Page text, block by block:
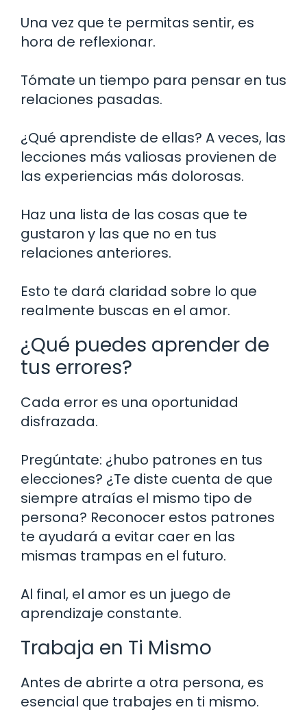
Una vez que te permitas sentir, es
hora de reflexionar.
Tómate un tiempo para pensar en tus
relaciones pasadas.
¿Qué aprendiste de ellas? A veces, las
lecciones más valiosas provienen de
las experiencias más dolorosas.
Haz una lista de las cosas que te
gustaron y las que no en tus
relaciones anteriores.
Esto te dará claridad sobre lo que
realmente buscas en el amor.
¿Qué puedes aprender de
tus errores?
Cada error es una oportunidad
disfrazada.
Pregúntate: ¿hubo patrones en tus
elecciones? ¿Te diste cuenta de que
siempre atraías el mismo tipo de
persona? Reconocer estos patrones
te ayudará a evitar caer en las
mismas trampas en el futuro.
Al final, el amor es un juego de
aprendizaje constante.
Trabaja en Ti Mismo
Antes de abrirte a otra persona, es
esencial que trabajes en ti mismo.